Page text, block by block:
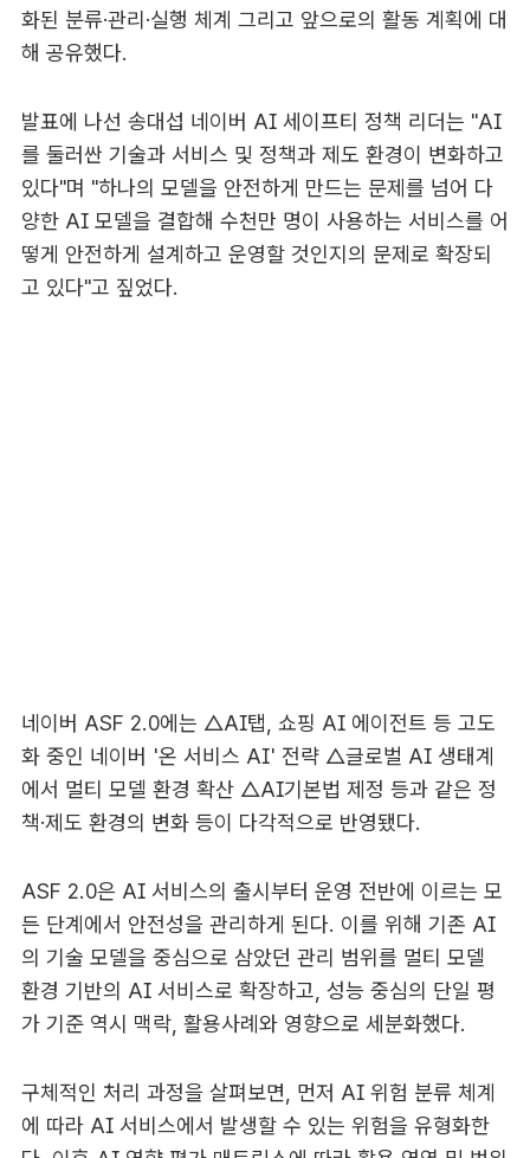
화된 분류·관리·실행 체계 그리고 앞으로의 활동 계획에 대
해 공유했다.
발표에 나선 송대섭 네이버 AI 세이프티 정책 리더는 "AI
를 둘러싼 기술과 서비스 및 정책과 제도 환경이 변화하고
있다"며 "하나의 모델을 안전하게 만드는 문제를 넘어 다
양한 AI 모델을 결합해 수천만 명이 사용하는 서비스를 어
떻게 안전하게 설계하고 운영할 것인지의 문제로 확장되
고 있다"고 짚었다.
네이버 ASF 2.0에는 △AI탭, 쇼핑 AI 에이전트 등 고도
화 중인 네이버 '온 서비스 AI' 전략 △글로벌 AI 생태계
에서 멀티 모델 환경 확산 △AI기본법 제정 등과 같은 정
책·제도 환경의 변화 등이 다각적으로 반영됐다.
ASF 2.0은 AI 서비스의 출시부터 운영 전반에 이르는 모
든 단계에서 안전성을 관리하게 된다. 이를 위해 기존 AI
의 기술 모델을 중심으로 삼았던 관리 범위를 멀티 모델
환경 기반의 AI 서비스로 확장하고, 성능 중심의 단일 평
가 기준 역시 맥락, 활용사례와 영향으로 세분화했다.
구체적인 처리 과정을 살펴보면, 먼저 AI 위험 분류 체계
에 따라 AI 서비스에서 발생할 수 있는 위험을 유형화한